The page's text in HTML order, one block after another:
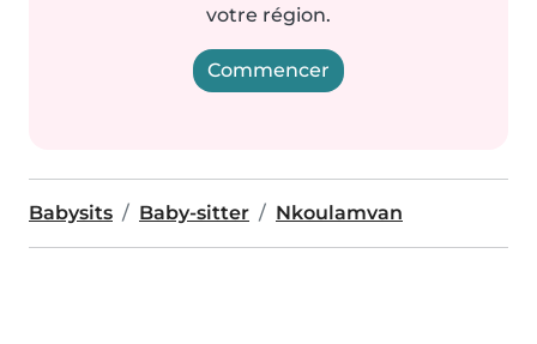
votre région.
Commencer
Babysits Baby-sitter Nkoulamvan